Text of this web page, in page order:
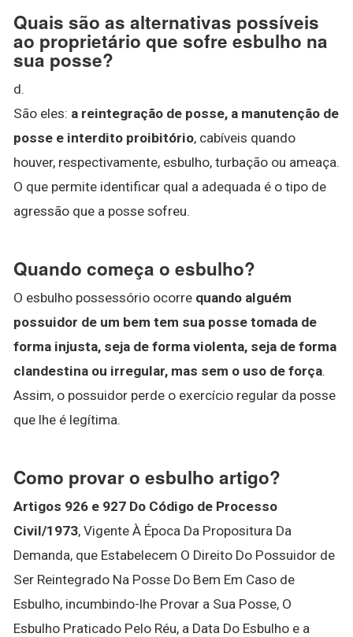
Quais são as alternativas possíveis
ao proprietário que sofre esbulho na
sua posse?
d.
São eles: a reintegração de posse, a manutenção de
posse e interdito proibitório, cabíveis quando
houver, respectivamente, esbulho, turbação ou ameaça.
O que permite identificar qual a adequada é o tipo de
agressão que a posse sofreu.
Quando começa o esbulho?
O esbulho possessório ocorre quando alguém
possuidor de um bem tem sua posse tomada de
forma injusta, seja de forma violenta, seja de forma
clandestina ou irregular, mas sem o uso de força.
Assim, o possuidor perde o exercício regular da posse
que lhe é legítima.
Como provar o esbulho artigo?
Artigos 926 e 927 Do Código de Processo
Civil/1973, Vigente À Época Da Propositura Da
Demanda, que Estabelecem O Direito Do Possuidor de
Ser Reintegrado Na Posse Do Bem Em Caso de
Esbulho, incumbindo-lhe Provar a Sua Posse, O
Esbulho Praticado Pelo Réu, a Data Do Esbulho e a